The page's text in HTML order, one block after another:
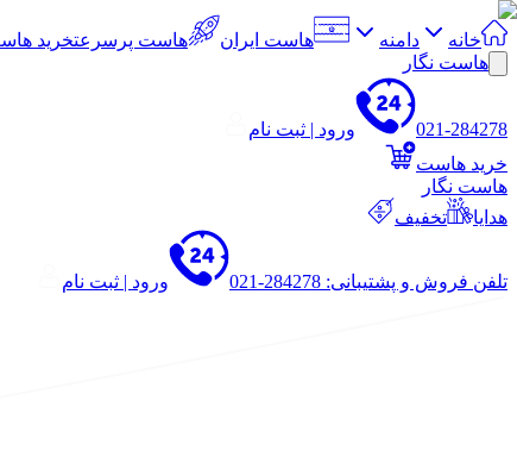
خانه دامنه هاست ایران هاست پرسرعتخرید
هاست نگار
021-284278
ورود | ثبت نام
خرید هاست
هاست نگار
هدایا
تخفیف
تلفن فروش و پشتیبانی: 284278-021 ورود | ثبت نام